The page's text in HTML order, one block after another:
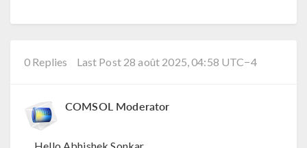
0 Replies Last Post 28 août 2025, 04:58 UTC−4
COMSOL Moderator
Hello Abhishek Sonkar